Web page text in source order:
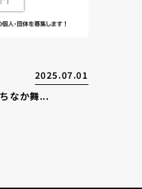
2025.07.01
なか舞...